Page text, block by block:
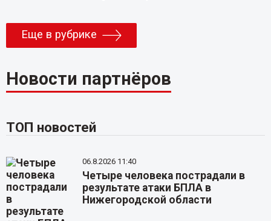
Еще в рубрике
Новости партнёров
ТОП новостей
06.8.2026 11:40
Четыре человека пострадали в
результате атаки БПЛА в
Нижегородской области